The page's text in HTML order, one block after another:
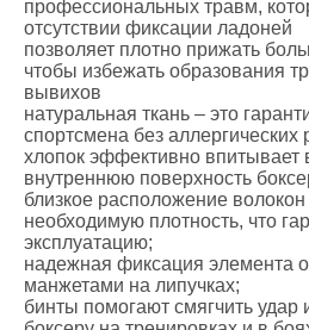
профессиональных травм,
отсутствии фиксации ладоней
позволяет плотно прижать
чтобы избежать образования
вывихов
натуральная ткань – это
спортсмена без аллергических
хлопок эффективно впитывает
внутреннюю поверхность
близкое расположение
необходимую плотность, что
эксплуатацию;
надежная фиксация элемента
манжетами на липучках;
бинты помогают смягчить удар